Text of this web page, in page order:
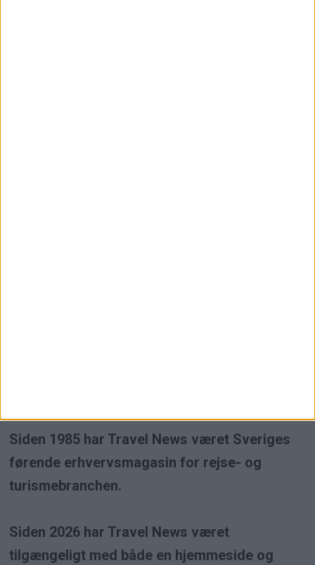
Siden 1985 har Travel News været Sveriges
førende erhvervsmagasin for rejse- og
turismebranchen.
Siden 2026 har Travel News været
tilgængeligt med både en hjemmeside og